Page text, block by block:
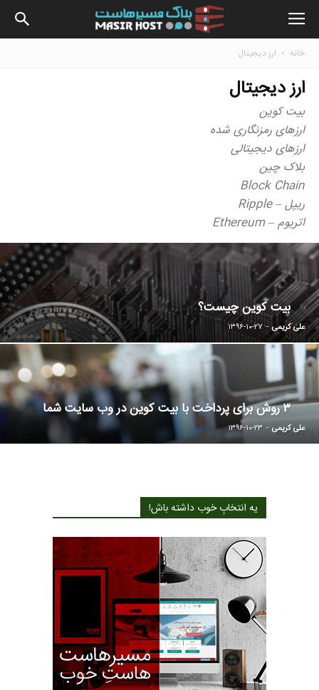
بلاگ
خانه ارز دیجیتال
ارز دیجیتال
بیت کوین
ارزهای رمزنگاری شده
ارزهای دیجیتالی
بلاک چین
Block Chain
ریپل – Ripple
اتریوم – Ethereum
بیت کوین چیست؟
علی کریمی - ۱۳۹۶-۱۰-۲۷
۳ روش برای پرداخت با بیت کوین در وب سایت شما
علی کریمی - ۱۳۹۶-۱۰-۲۳
یه انتخابِ خوب داشته باش!